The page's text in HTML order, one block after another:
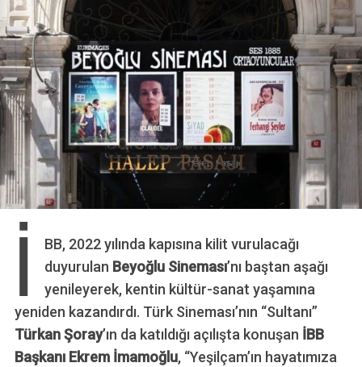
İ
BB, 2022 yılında kapısına kilit vurulacağı
duyurulan Beyoğlu Sineması’nı baştan aşağı
yenileyerek, kentin kültür-sanat yaşamına
yeniden kazandırdı. Türk Sineması’nın “Sultanı”
Türkan Şoray’ın da katıldığı açılışta konuşan İBB
Başkanı Ekrem İmamoğlu, “Yeşilçam’ın hayatımıza